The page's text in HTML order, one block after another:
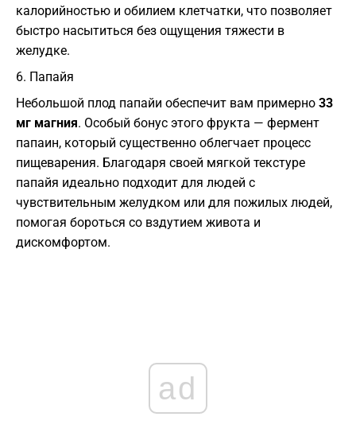
калорийностью и обилием клетчатки, что позволяет
быстро насытиться без ощущения тяжести в
желудке.
​6. Папайя
​Небольшой плод папайи обеспечит вам примерно 33
мг магния. Особый бонус этого фрукта — фермент
папаин, который существенно облегчает процесс
пищеварения. Благодаря своей мягкой текстуре
папайя идеально подходит для людей с
чувствительным желудком или для пожилых людей,
помогая бороться со вздутием живота и
дискомфортом.
ad